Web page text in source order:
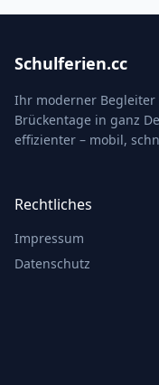
Schulferien.cc
Ihr moderner
Brückentage in ganz
effizienter – mobil,
Rechtliches
Impressum
Datenschutz